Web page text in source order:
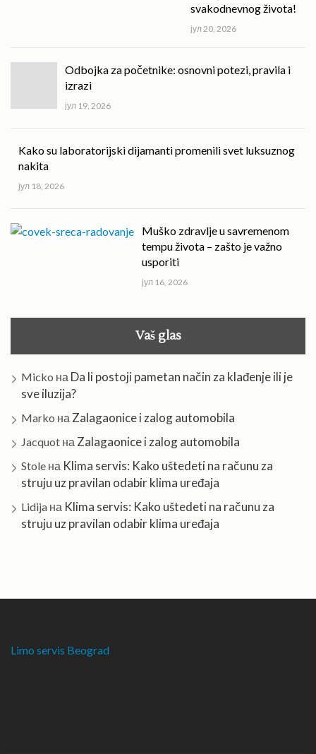
svakodnevnog života!
јул 20, 2026
Odbojka za početnike: osnovni potezi, pravila i
izrazi
јул 19, 2026
Kako su laboratorijski dijamanti promenili svet luksuznog
nakita
јул 18, 2026
Muško zdravlje u savremenom
tempu života – zašto je važno
usporiti
јул 16, 2026
Vaš glas
Micko на Da li postoji pametan način za klađenje ili je
sve iluzija?
Marko на Zalagaonice i zalog automobila
Jacquot на Zalagaonice i zalog automobila
Stole на Klima servis: Kako uštedeti na računu za
struju uz pravilan odabir klima uređaja
Lidija на Klima servis: Kako uštedeti na računu za
struju uz pravilan odabir klima uređaja
Limo servis Beograd